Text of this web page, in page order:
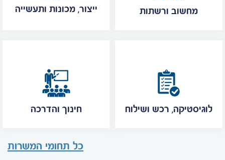
ייצור, מכונות ותעשייה מחשוב ורשתות
חינוך והדרכה לוגיסטיקה, רכש ושילוח
כל תחומי המשרות